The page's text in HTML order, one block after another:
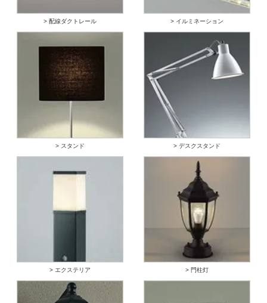
> 配線ダクトレール > イルミネーション
> スタンド > デスクスタンド
> エクステリア > 門柱灯